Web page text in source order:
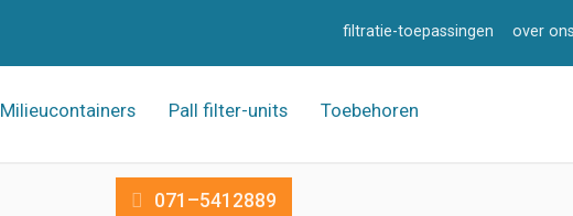
filtratie-toepassingen over ons
Milieucontainers Pall filter-units Toebehoren
071–5412889